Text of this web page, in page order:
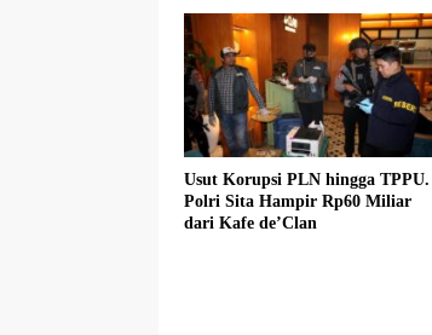
Usut Korupsi PLN hingga TPPU.
Polri Sita Hampir Rp60 Miliar
dari Kafe de’Clan